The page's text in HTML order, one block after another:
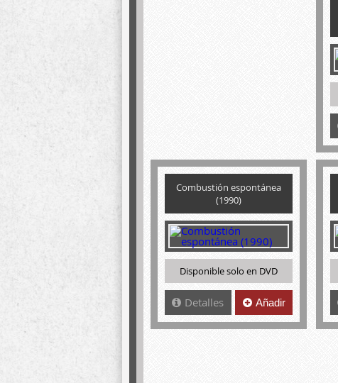
Combustión espontánea
(1990)
Disponible solo en DVD
Detalles Añadir